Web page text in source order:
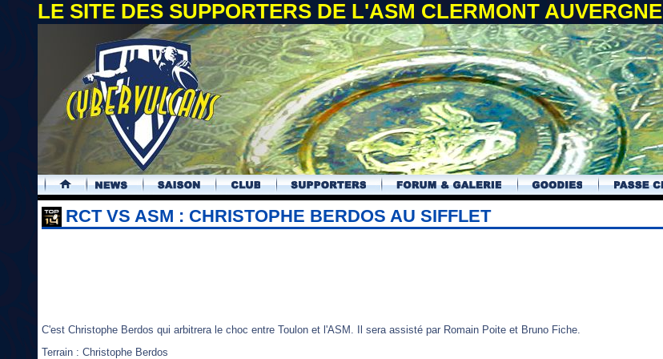
LE SITE DES SUPPORTERS DE L'ASM CLERMONT AUVERGNE
.
RCT VS ASM : CHRISTOPHE BERDOS AU SIFFLET
C'est Christophe Berdos qui arbitrera le choc entre Toulon et l'ASM. Il sera assisté par Romain Poite et Bruno Fiche.
Terrain : Christophe Berdos